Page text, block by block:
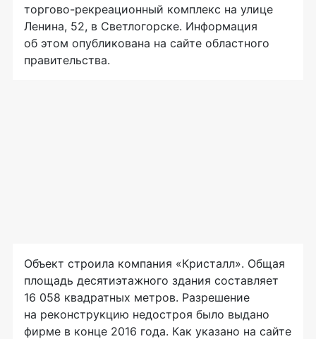
торгово-рекреационный комплекс на улице
Ленина, 52, в Светлогорске. Информация
об этом опубликована на сайте областного
правительства.
Объект строила компания «Кристалл». Общая
площадь десятиэтажного здания составляет
16 058 квадратных метров. Разрешение
на реконструкцию недостроя было выдано
фирме в конце 2016 года. Как указано на сайте